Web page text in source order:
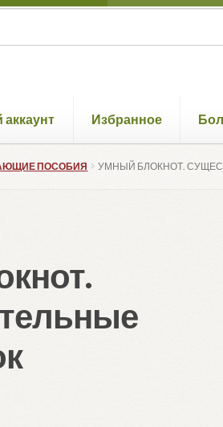
аккаунт Избранное
ПОСОБИЯ УМНЫЙ БЛОКНОТ.